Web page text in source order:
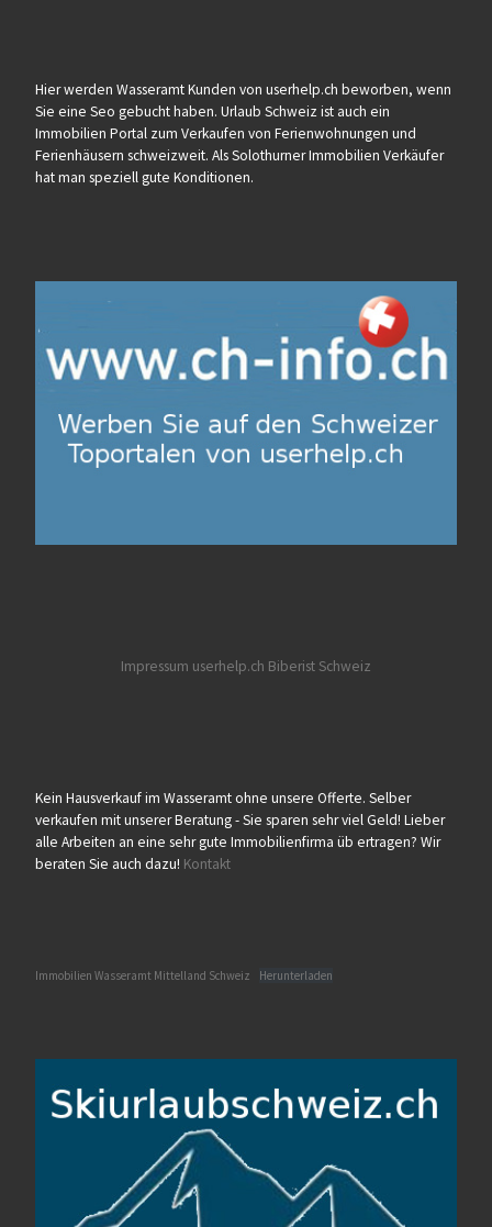
Hier werden Wasseramt Kunden von userhelp.ch beworben, wenn
Sie eine Seo gebucht haben. Urlaub Schweiz ist auch ein
Immobilien Portal zum Verkaufen von Ferienwohnungen und
Ferienhäusern schweizweit. Als Solothurner Immobilien Verkäufer
hat man speziell gute Konditionen.
Impressum userhelp.ch Biberist Schweiz
Kein Hausverkauf im Wasseramt ohne unsere Offerte. Selber
verkaufen mit unserer Beratung - Sie sparen sehr viel Geld! Lieber
alle Arbeiten an eine sehr gute Immobilienfirma üb ertragen? Wir
beraten Sie auch dazu! Kontakt
Immobilien Wasseramt Mittelland Schweiz Herunterladen